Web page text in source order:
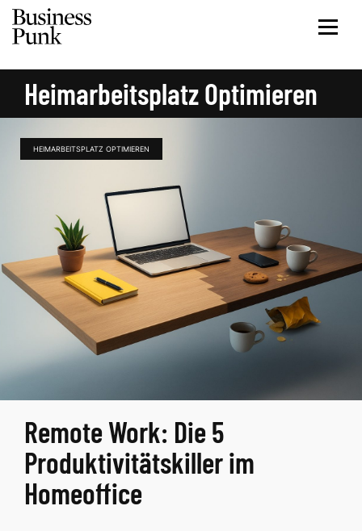
Heimarbeitsplatz Optimieren
HEIMARBEITSPLATZ OPTIMIEREN
Remote Work: Die 5
Produktivitätskiller im
Homeoffice